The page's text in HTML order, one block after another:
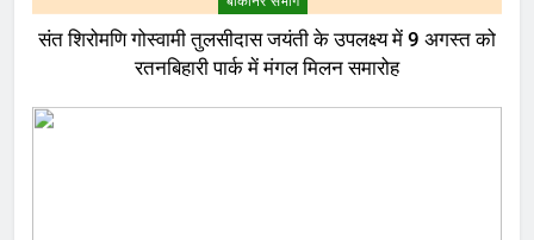
संत शिरोमणि गोस्वामी तुलसीदास जयंती के उपलक्ष्य में 9 अगस्त को
रतनबिहारी पार्क में मंगल मिलन समारोह